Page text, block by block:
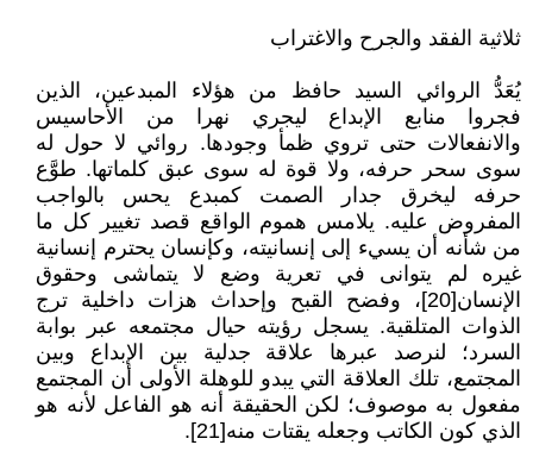
ثلاثية الفقد والجرح والاغتراب
يُعَدُّ الروائي السيد حافظ من هؤلاء المبدعين، الذين
فجروا منابع الإبداع ليجري نهرا من الأحاسيس
والانفعالات حتى تروي ظمأ وجودها. روائي لا حول له
سوى سحر حرفه، ولا قوة له سوى عبق كلماتها. طوَّع
حرفه ليخرق جدار الصمت كمبدع يحس بالواجب
المفروض عليه. يلامس هموم الواقع قصد تغيير كل ما
من شأنه أن يسيء إلى إنسانيته، وكإنسان يحترم إنسانية
غيره لم يتوانى في تعرية وضع لا يتماشى وحقوق
الإنسان[20]، وفضح القبح وإحداث هزات داخلية ترج
الذوات المتلقية. يسجل رؤيته حيال مجتمعه عبر بوابة
السرد؛ لنرصد عبرها علاقة جدلية بين الإبداع وبين
المجتمع، تلك العلاقة التي يبدو للوهلة الأولى أن المجتمع
مفعول به موصوف؛ لكن الحقيقة أنه هو الفاعل لأنه هو
الذي كون الكاتب وجعله يقتات منه[21].